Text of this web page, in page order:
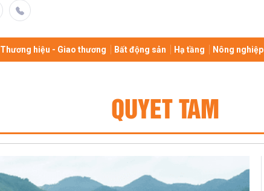
Thương hiệu - Giao thương Bất động sản Hạ tầng Nông nghiệp
QUYET TAM